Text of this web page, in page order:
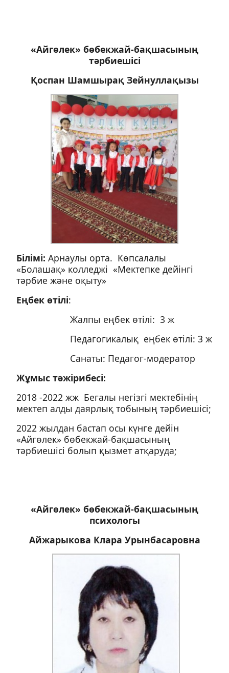
«Айгөлек» бөбекжай-бақшасының
тәрбиешісі
Қоспан Шамшырақ Зейнуллақызы
Білімі: Арнаулы орта. Көпсалалы
«Болашақ» колледжі «Мектепке дейінгі
тәрбие және оқыту»
Еңбек өтілі:
Жалпы еңбек өтілі: 3 ж
Педагогикалық еңбек өтілі: 3 ж
Санаты: Педагог-модератор
Жұмыс тәжірибесі:
2018 -2022 жж Бегалы негізгі мектебінің
мектеп алды даярлық тобының тәрбиешісі;
2022 жылдан бастап осы күнге дейін
«Айгөлек» бөбекжай-бақшасының
тәрбиешісі болып қызмет атқаруда;
«Айгөлек» бөбекжай-бақшасының
психологы
Айжарыкова Клара Урынбасаровна